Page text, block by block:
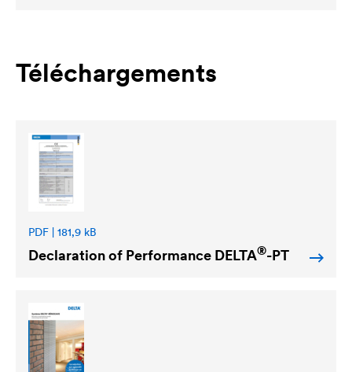
Téléchargements
PDF | 181,9 kB
Declaration of Performance DELTA®-PT